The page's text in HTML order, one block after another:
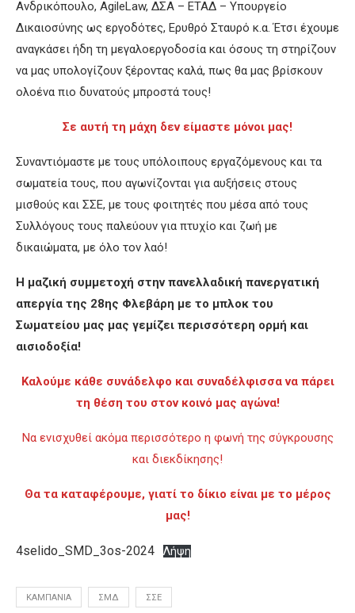
Ανδρικόπουλο, AgileLaw, ΔΣΑ – ΕΤΑΔ – Υπουργείο
Δικαιοσύνης ως εργοδότες, Ερυθρό Σταυρό κ.α. Έτσι έχουμε
αναγκάσει ήδη τη μεγαλοεργοδοσία και όσους τη στηρίζουν
να μας υπολογίζουν ξέροντας καλά, πως θα μας βρίσκουν
ολοένα πιο δυνατούς μπροστά τους!
Σε αυτή τη μάχη δεν είμαστε μόνοι μας!
Συναντιόμαστε με τους υπόλοιπους εργαζόμενους και τα
σωματεία τους, που αγωνίζονται για αυξήσεις στους
μισθούς και ΣΣΕ, με τους φοιτητές που μέσα από τους
Συλλόγους τους παλεύουν για πτυχίο και ζωή με
δικαιώματα, με όλο τον λαό!
Η μαζική συμμετοχή στην πανελλαδική πανεργατική
απεργία της 28ης Φλεβάρη με το μπλοκ του
Σωματείου μας μας γεμίζει περισσότερη ορμή και
αισιοδοξία!
Καλούμε κάθε συνάδελφο και συναδέλφισσα να πάρει
τη θέση του στον κοινό μας αγώνα!
Να ενισχυθεί ακόμα περισσότερο η φωνή της σύγκρουσης
και διεκδίκησης!
Θα τα καταφέρουμε, γιατί το δίκιο είναι με το μέρος
μας!
4selido_SMD_3os-2024 Λήψη
ΚΑΜΠΆΝΙΑ ΣΜΔ ΣΣΕ